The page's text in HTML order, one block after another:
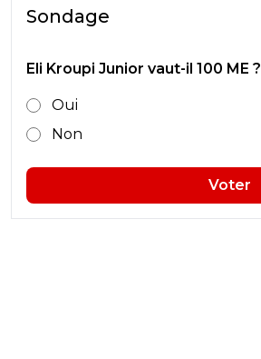
Sondage
Eli Kroupi Junior vaut-il 100 ME ?
Oui
Non
Voter